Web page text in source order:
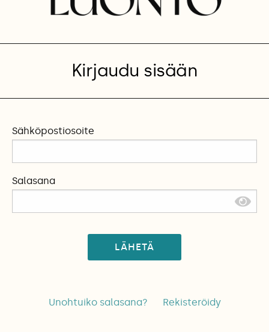
Kirjaudu sisään
Sähköpostiosoite
Salasana
LÄHETÄ
Unohtuiko salasana? Rekisteröidy